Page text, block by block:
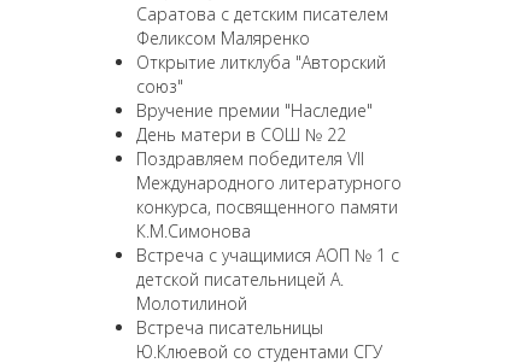
Саратова с детским писателем
Феликсом Маляренко
Открытие литклуба "Авторский
союз"
Вручение премии "Наследие"
День матери в СОШ № 22
Поздравляем победителя VII
Международного литературного
конкурса, посвященного памяти
К.М.Симонова
Встреча с учащимися АОП № 1 с
детской писательницей А.
Молотилиной
Встреча писательницы
Ю.Клюевой со студентами СГУ